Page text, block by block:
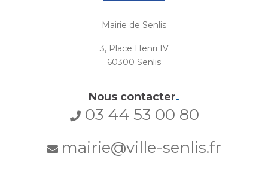
Mairie de Senlis
3, Place Henri IV
60300 Senlis
Nous contacter.
03 44 53 00 80
mairie@ville-senlis.fr